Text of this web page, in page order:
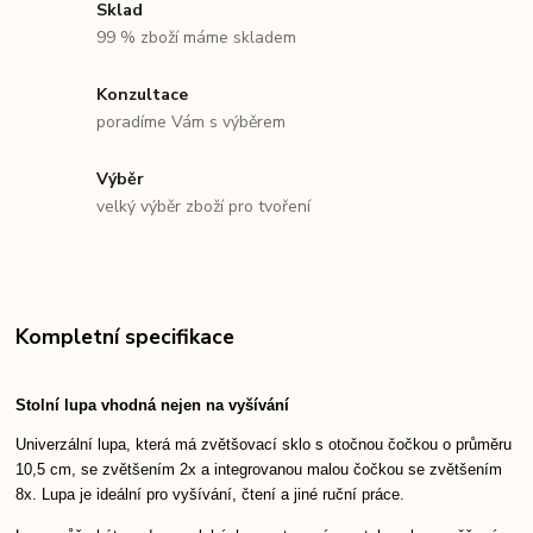
Sklad
99 % zboží máme skladem
Konzultace
poradíme Vám s výběrem
Výběr
velký výběr zboží pro tvoření
Kompletní specifikace
Stolní lupa vhodná nejen na vyšívání
Univerzální lupa, která má zvětšovací sklo s otočnou čočkou o průměru
10,5 cm, se zvětšením 2x a integrovanou malou čočkou se zvětšením
8x. Lupa je ideální pro vyšívání, čtení a jiné ruční práce.